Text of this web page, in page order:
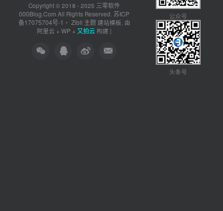
Copyright © 2018 - 2025 三零软件
000Blog.Com All Rights Reserved. 苏ICP
备17075704号-1 ・ Zibll 主题建站模板. 由
阿里云 + WP + 又拍云构建 |
公众号
头条号